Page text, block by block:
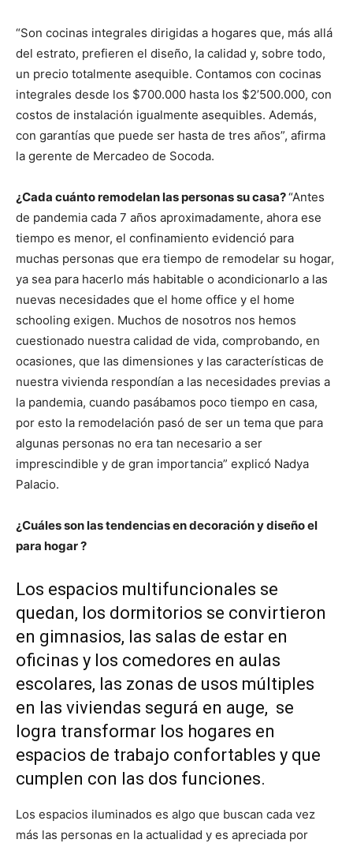
“Son cocinas integrales dirigidas a hogares que, más allá
del estrato, prefieren el diseño, la calidad y, sobre todo,
un precio totalmente asequible. Contamos con cocinas
integrales desde los $700.000 hasta los $2’500.000, con
costos de instalación igualmente asequibles. Además,
con garantías que puede ser hasta de tres años”, afirma
la gerente de Mercadeo de Socoda.
¿Cada cuánto remodelan las personas su casa?“Antes
de pandemia cada 7 años aproximadamente, ahora ese
tiempo es menor, el confinamiento evidenció para
muchas personas que era tiempo de remodelar su hogar,
ya sea para hacerlo más habitable o acondicionarlo a las
nuevas necesidades que el home office y el home
schooling exigen. Muchos de nosotros nos hemos
cuestionado nuestra calidad de vida, comprobando, en
ocasiones, que las dimensiones y las características de
nuestra vivienda respondían a las necesidades previas a
la pandemia, cuando pasábamos poco tiempo en casa,
por esto la remodelación pasó de ser un tema que para
algunas personas no era tan necesario a ser
imprescindible y de gran importancia” explicó Nadya
Palacio.
¿Cuáles son las tendencias en decoración y diseño el
para hogar ?
Los espacios multifuncionales se
quedan, los dormitorios se convirtieron
en gimnasios, las salas de estar en
oficinas y los comedores en aulas
escolares, las zonas de usos múltiples
en las viviendas segurá en auge, se
logra transformar los hogares en
espacios de trabajo confortables y que
cumplen con las dos funciones.
Los espacios iluminados es algo que buscan cada vez
más las personas en la actualidad y es apreciada por